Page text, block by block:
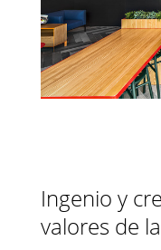
Ingenio y
valores de